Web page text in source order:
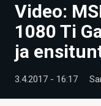
UUTISET
ARTIKKELIT
VIDEOT
TECHBBS
Video:
1080 Ti
ja
3.4.2017 - 16:17